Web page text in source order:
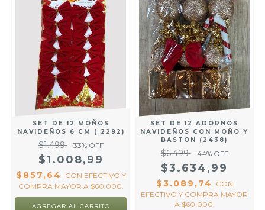
SET DE 12 MOÑOS
NAVIDEÑOS 6 CM ( 2292)
$1.499 33% OFF
$1.008,99
$857,64 CON EFECTIVO Y
COMPRA MAYOR A $60.000.
SET DE 12 ADORNOS
NAVIDEÑOS CON MOÑO Y
BASTON (2438)
$6.499 44% OFF
$3.634,99
$3.089,74
CON
EFECTIVO Y COMPRA MAYOR
A $60.000.